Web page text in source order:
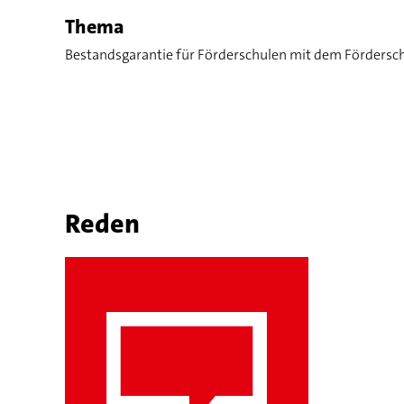
Thema
Bestandsgarantie für Förderschulen mit dem
Reden